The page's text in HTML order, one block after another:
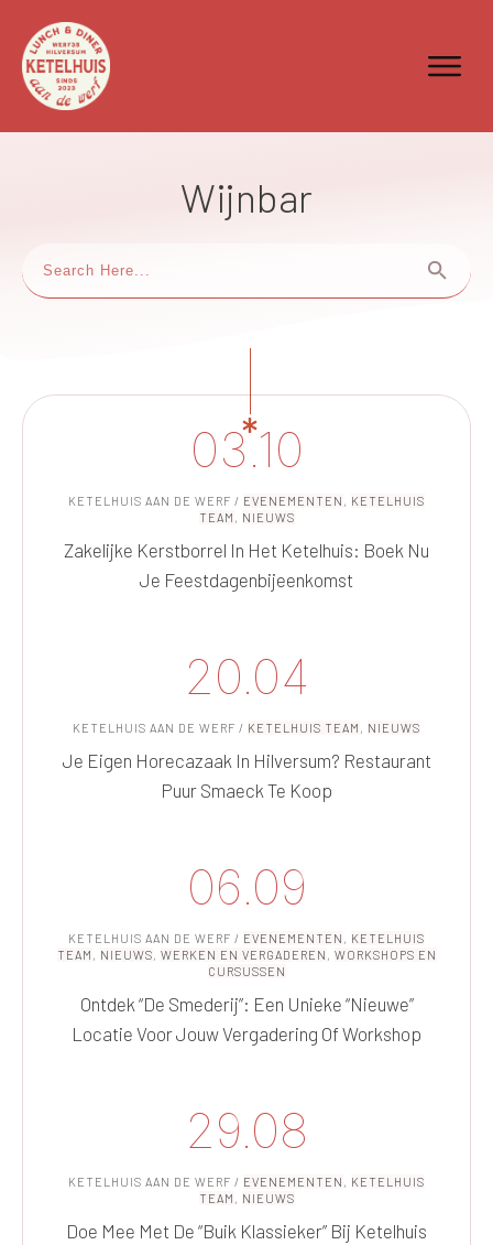
Wijnbar
03.10
KETELHUIS AAN DE WERF / EVENEMENTEN , KETELHUIS
TEAM , NIEUWS
Zakelijke Kerstborrel In Het Ketelhuis: Boek Nu
Je Feestdagenbijeenkomst
20.04
KETELHUIS AAN DE WERF / KETELHUIS TEAM , NIEUWS
Je Eigen Horecazaak In Hilversum? Restaurant
Puur Smaeck Te Koop
06.09
KETELHUIS AAN DE WERF / EVENEMENTEN , KETELHUIS
TEAM , NIEUWS, WERKEN EN VERGADEREN , WORKSHOPS EN
CURSUSSEN
Ontdek “De Smederij”: Een Unieke “nieuwe”
Locatie Voor Jouw Vergadering Of Workshop
29.08
KETELHUIS AAN DE WERF / EVENEMENTEN , KETELHUIS
TEAM , NIEUWS
Doe Mee Met De “Buik Klassieker” Bij Ketelhuis